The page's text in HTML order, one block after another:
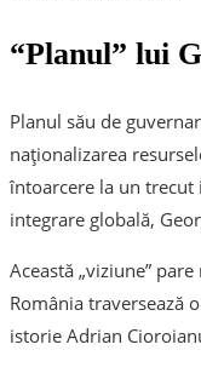
“Planul” lui
Planul său de
naționalizarea
întoarcere la un trecut
integrare globală,
Această „viziune”
România traversează
istorie Adrian